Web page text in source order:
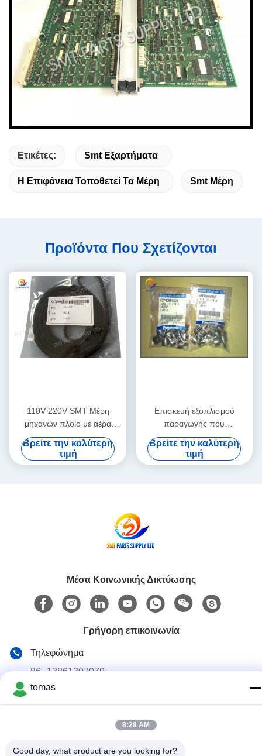
Ετικέτες: Smt Εξαρτήματα
Η Επιφάνεια Τοποθετεί Τα Μέρη Smt Μέρη
Προϊόντα Που Σχετίζονται
110V 220V SMT Μέρη
μηχανών πλοίο με αέρα
ολοκληρωμένη υπηρεσία
διδασκαλίας πεδίου που
υποστηρίζει προηγμένες
Βρείτε την καλύτερη
τιμή
Επισκευή εξοπλισμού
παραγωγής που
χρησιμοποιείται σε καλή
κατάσταση, σχεδιασμένο για
ακρίβεια και σταθερή
Βρείτε την καλύτερη
τιμή
Μέσα Κοινωνικής Δικτύωσης
Γρήγορη επικοινωνία
Τηλεφώνημα
86--13861307079
D-526, Haye Science Park, 93# Weihe Road, Suzhou
tomas
8:28 AM
Good day, what product are you looking for?